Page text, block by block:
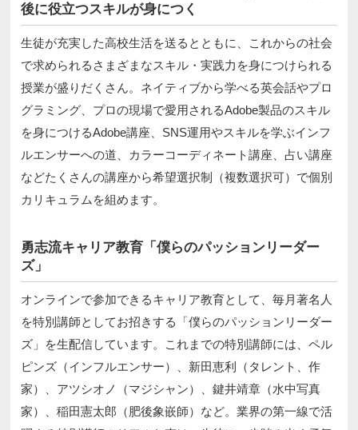
後に役立つスキルが身につく
生徒が充実した高校生活を送るとともに、これからの社会
で求められるさまざまなスキル・実践力を身につけられる
授業が盛りだくさん。ネイティブから学べる英会話やプロ
グラミング、プロの現場で愛用されるAdobe製品のスキル
を身につけるAdobe講座、SNS運用やスキルを学ぶインフ
ルエンサーへの道、カラーコーディネート講座、占い講座
などたくさんの講座から希望選択制（複数選択可）で個別
カリキュラムを組めます。
勇志流キャリア教育「僕らのパッションリーダー
ズ」
オンラインで参加できるキャリア教育として、毎月著名人
を特別講師としてお招きする「僕らのパッションリーダー
ズ」を生配信しています。これまでの特別講師には、ペル
ピンズ（インフルエンサー）、新田恵利（タレント、作
家）、アツシオノ（マジシャン）、鍵井靖章（水中写真
家）、稲田憲太郎（肥後象嵌師）など。業界の第一線で活